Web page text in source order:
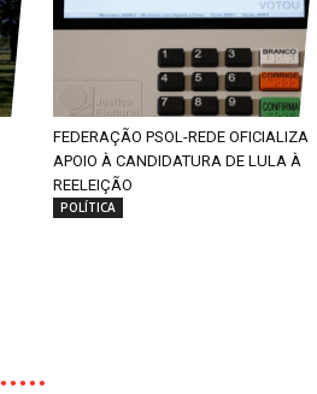
FEDERAÇÃO PSOL-REDE OFICIALIZA
APOIO À CANDIDATURA DE LULA À
REELEIÇÃO
POLÍTICA